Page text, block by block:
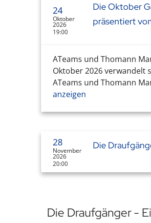
24
Oktober
2026
19:00
Die Oktober
präsentiert
ATeams und Thomann
Oktober 2026 verwandelt
ATeams und Thomann
anzeigen
28
November
2026
20:00
Die
Die Draufgänger -